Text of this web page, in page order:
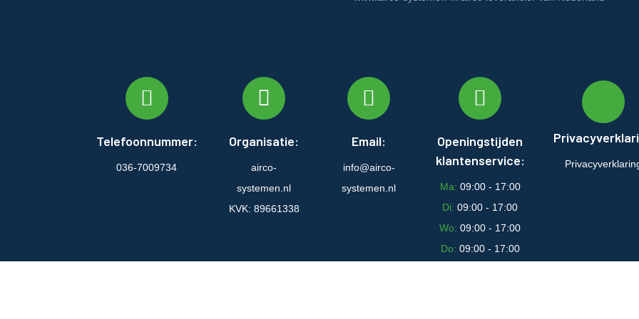
Telefoonnummer:
036-7009734
Organisatie:
airco-
systemen.nl
KVK: 89661338
Email:
info@airco-
systemen.nl
Openingstijden
klantenservice:
Ma: 09:00 - 17:00
Di: 09:00 - 17:00
Wo: 09:00 - 17:00
Do: 09:00 - 17:00